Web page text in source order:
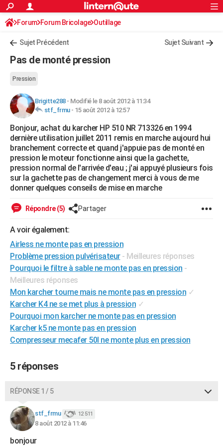
ACTUALITÉS
Politique
Société
Faits Divers
Education
Monde
Villes
+
AUTO
Essais
Réserver un essai
Citadines
Berlines
SUV
Forum auto
+HIGH-TECH
Mobiles
Meilleur smartphone
Internet
Ordinateurs
Jeux vidéo
Guide high-tech
+BRICOLAGE
Forum
Aménagement intérieur
Extérieur
Cuisine
Salle de bains
Jardinage
Rangement
WEEK-END
Guides de France
Escapades
Patrimoine
Expositions
Musées
Week-end nature
+LIFESTYLE
Art de vivre
Bien-être
Loisirs
Mode
Modes de vie
Alimentation
Guide de la santé
Maladies
Médicaments
Sommeil
VOYAGE
Destinations
City break
Voyage nature
Voyage de noces
Forum
Climat
+
GUIDES D'ACHAT
BONS PLANS
CARTE DE VOEUX
Carte de Noël
Carte Bonne année
Carte Saint-Valentin
Carte Pâques
Carte d'anniversaire
DICTIONNAIRE
Dictionnaire
Biographies
Citations
Expressions
Proverbes
PROGRAMME TV
Bricolage
Lifestyle
Culture
Sport
Auto
Television
Voyage
Cinema
S'inscrire
Connexion
Forum Forum Bricolage Outillage
Sujet Précédent Sujet Suivant
Pas de monté pression
Pression
Brigitte288- Modifié le 8 août 2012 à 11:34
stf_frmu- 15 août 2012 à 12:57
Bonjour, achat du karcher HP 510 NR 713326 en 1994
dernière utilisation juillet 2011 remis en marche aujourd hui
branchement correcte et quand j'appuie pas de monté en
pression le moteur fonctionne ainsi que la gachette,
pression normal de l'arrivée d'eau ; j'ai appuyé plusieurs fois
sur la gachette pas de changement merci à vous de me
donner quelques conseils de mise en marche
Répondre (5) Partager
A voir également:
Airless ne monte pas en pression
Problème pression pulvérisateur - Meilleures réponses
Pourquoi le filtre à sable ne monte pas en pression -
Meilleures réponses
Mon karcher tourne mais ne monte pas en pression ✓
Karcher K4 ne se met plus à pression ✓
Pourquoi mon karcher ne monte pas en pression
Karcher k5 ne monte pas en pression
Compresseur mecafer 50l ne monte plus en pression
5 réponses
RÉPONSE 1 / 5
stf_frmu 12 511
8 août 2012 à 11:46
bonjour